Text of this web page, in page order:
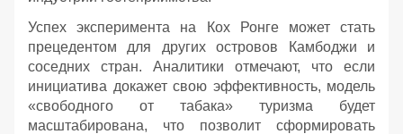
Успех эксперимента на Кох Ронге может стать
прецедентом для других островов Камбоджи и
соседних стран. Аналитики отмечают, что если
инициатива докажет свою эффективность, модель
«свободного от табака» туризма будет
масштабирована, что позволит сформировать